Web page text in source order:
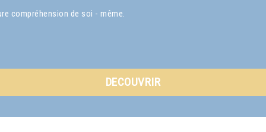
compréhension de soi - même.
DECOUVRIR